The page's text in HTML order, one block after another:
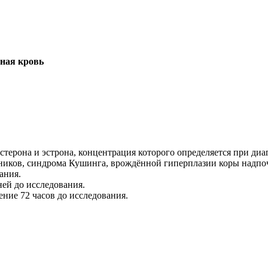
кровь
и эстрона, концентрация которого определяется при
синдрома Кушинга, врождённой гиперплазии коры
до исследования.
72 часов до исследования.